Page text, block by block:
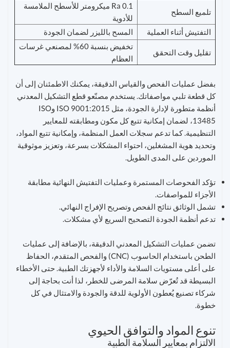
تلميع السطح
Ra 0.1 ميكرومتر للأسطح الملامسة
للأدوية
التفتيش أثناء العملية
المسح بالليزر لضمان الجودة
تقليل وقت التحقق
تخفيض بنسبة 60% لمصنعي غرسات
العظام
بفضل عمليات الفحص والقياس الدقيقة، يمكنك الاطمئنان إلى أن
كل قطعة تلبي مواصفاتك. يستخدم مصنّعو قطع التشكيل المعدني
أنظمة متطورة لإدارة الجودة، مثل ISO 9001:2015 وISO
13485، لضمان إمكانية تتبع كل مكون ومطابقته للمعايير
التنظيمية. كما تدعم سجلات العمل المنظمة، وإمكانية تتبع المواد،
وتحديد هوية المشغلين، احتواء المشكلات بسرعة، وتعزيز موثوقية
الموردين على المدى الطويل.
تؤكد الفحوصات المستمرة وعمليات التفتيش النهائية مطابقة
الأجزاء للمواصفات.
تشمل الوثائق نتائج الفحص وتصريح الإفراج النهائي.
تدعم أنظمة الجودة التصحيح السريع لأي مشكلات.
تضمن عمليات التشكيل المعدني الدقيقة، بالإضافة إلى عمليات
الطحن باستخدام الحاسوب (CNC) والفحص المتقدم، الحفاظ
على أعلى مستويات السلامة والأداء لأجهزتك الطبية. حتى الأخطاء
البسيطة قد تُعرّض سلامة المرضى للخطر، لذا أنت بحاجة إلى
شركاء تصنيع يُعطون الأولوية للدقة والجودة والامتثال في كل
خطوة.
تنوع المواد والتوافق الحيوي
الالتزام بمعايير السلامة الطبية